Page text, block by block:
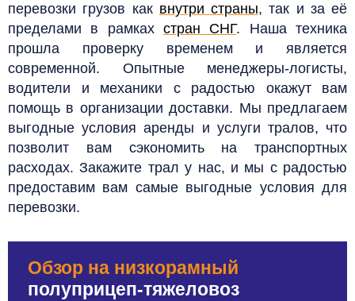
перевозки грузов как внутри страны, так и за её
пределами в рамках стран СНГ. Наша техника
прошла проверку временем и является
современной. Опытные менеджеры-логисты,
водители и механики с радостью окажут вам
помощь в организации доставки. Мы предлагаем
выгодные условия аренды и услуги тралов, что
позволит вам сэкономить на транспортных
расходах.Закажите трал у нас, и мы с радостью
предоставим вам самые выгодные условия для
перевозки.
Обзор на низкорамный
полуприцеп-тяжеловоз